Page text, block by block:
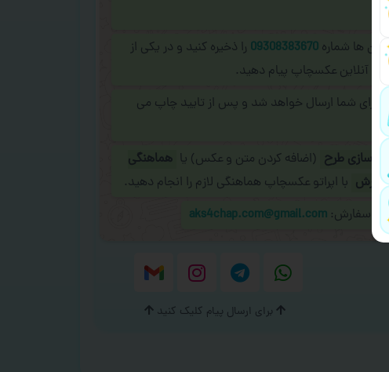
ها شماره 09308383670 را ذخیره کنید و در یکی از
آنلاین عکسچاپ پیام دهید.
برای شما ارسال خواهد شد و پس از تایید چاپ می
سازی طرح (اضافه کردن متن و عکس) یا هماهنگی
با اپراتو عکسچاپ هماهنگی لازم را انجام دهید.
سفارش: aks4chap.com@gmail.com
برای ارسال پیام کلیک کنید